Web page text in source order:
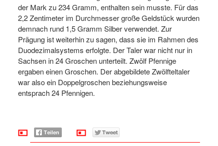
der Mark zu 234 Gramm, enthalten sein musste. Für das
2,2 Zentimeter im Durchmesser große Geldstück wurden
demnach rund 1,5 Gramm Silber verwendet. Zur
Prägung ist weiterhin zu sagen, dass sie im Rahmen des
Duodezimalsystems erfolgte. Der Taler war nicht nur in
Sachsen in 24 Groschen unterteilt. Zwölf Pfennige
ergaben einen Groschen. Der abgebildete Zwölfteltaler
war also ein Doppelgroschen beziehungsweise
entsprach 24 Pfennigen.